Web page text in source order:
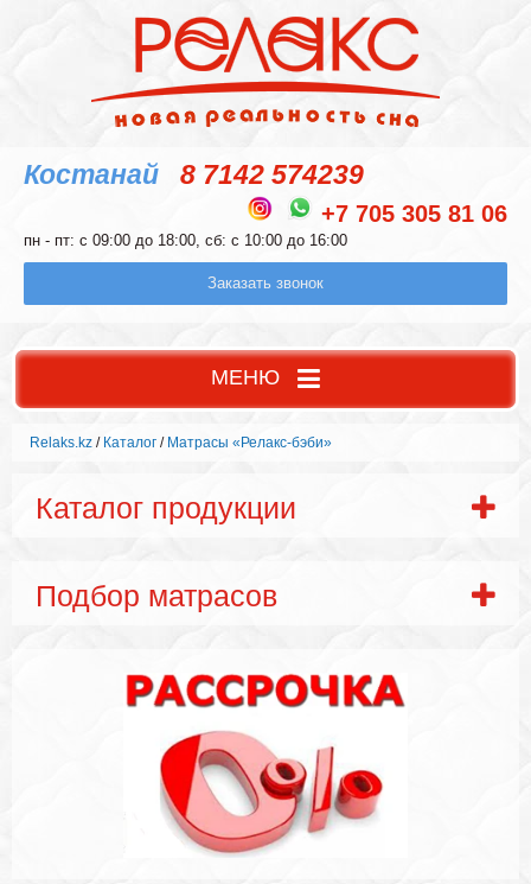
Костанай 8 7142 574239
+7 705 305 81 06
пн - пт: с 09:00 до 18:00, сб: с 10:00 до 16:00
Заказать звонок
МЕНЮ
Relaks.kz / Каталог / Матрасы «Релакс-бэби»
Каталог продукции
Подбор матрасов